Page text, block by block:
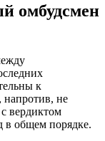
к
напротив, не
вердиктом
в общем порядке.